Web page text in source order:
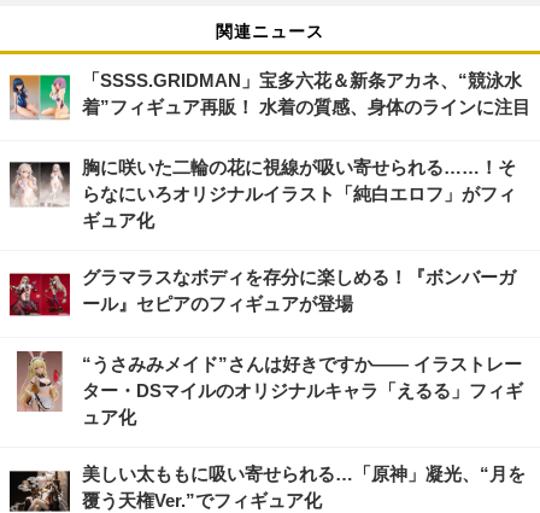
関連ニュース
「SSSS.GRIDMAN」宝多六花＆新条アカネ、“競泳水
着”フィギュア再販！ 水着の質感、身体のラインに注目
胸に咲いた二輪の花に視線が吸い寄せられる……！そ
らなにいろオリジナルイラスト「純白エロフ」がフィ
ギュア化
グラマラスなボディを存分に楽しめる！『ボンバーガ
ール』セピアのフィギュアが登場
“うさみみメイド”さんは好きですか―― イラストレー
ター・DSマイルのオリジナルキャラ「えるる」フィギ
ュア化
美しい太ももに吸い寄せられる…「原神」凝光、“月を
覆う天権Ver.”でフィギュア化